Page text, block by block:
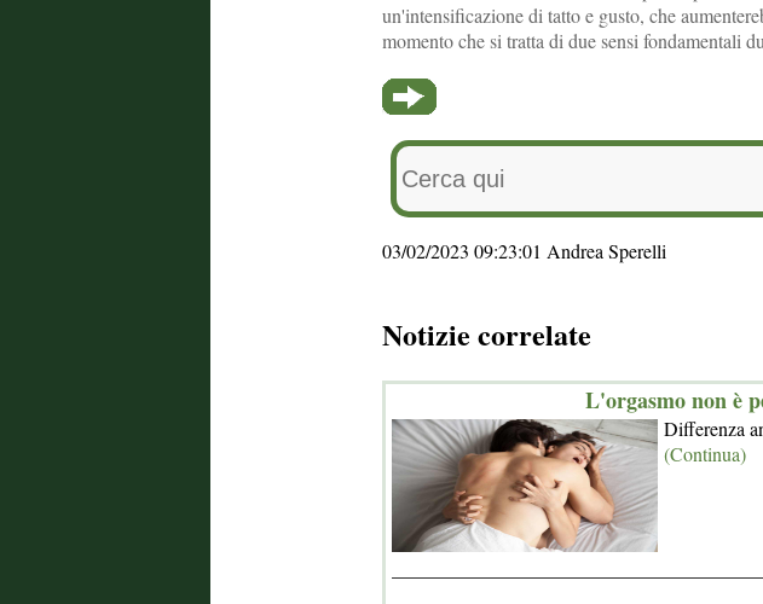
un'intensificazione di tatto e gusto, che
momento che si tratta di due sensi fondamentali
03/02/2023 09:23:01 Andrea Sperelli
Notizie correlate
L'orgasmo non è
Differenza
(Continua)